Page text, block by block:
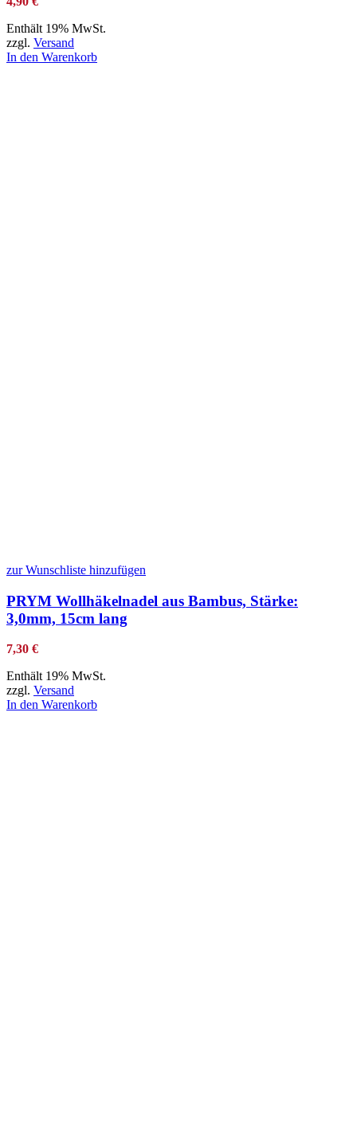
Enthält 19% MwSt.
zzgl. Versand
In den Warenkorb
zur Wunschliste hinzufügen
PRYM Wollhäkelnadel aus Bambus, Stärke:
3,0mm, 15cm lang
7,30 €
Enthält 19% MwSt.
zzgl. Versand
In den Warenkorb